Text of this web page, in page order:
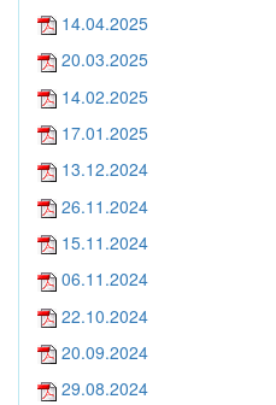
14.04.2025
20.03.2025
14.02.2025
17.01.2025
13.12.2024
26.11.2024
15.11.2024
06.11.2024
22.10.2024
20.09.2024
29.08.2024